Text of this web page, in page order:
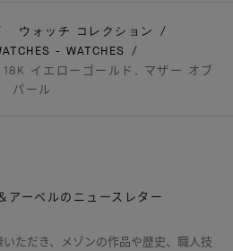
ウォッチ コレクション
- WATCHES
イエローゴールド, マザー オブ
パール
アーペルのニュースレター
ただき、メゾンの作品や歴史、職人技